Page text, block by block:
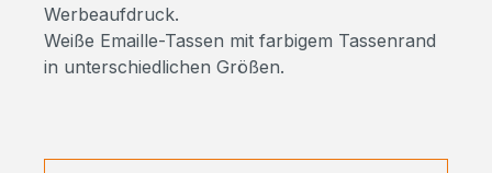
Werbeaufdruck.
Weiße Emaille-Tassen mit farbigem Tassenrand
in unterschiedlichen Größen.